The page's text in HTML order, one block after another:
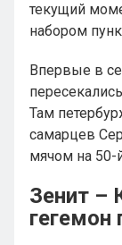
текущий
набором
Впервые в
Там
самарцев
мячом на 50-
Зенит –
гегемон